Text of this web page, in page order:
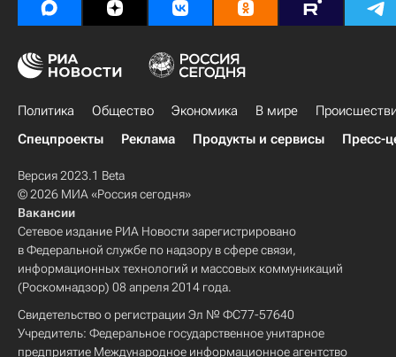
Политика Общество Экономика В мире
Спецпроекты
Реклама Продукты и сервисы Пресс-
Версия 2023.1 Beta
© 2026 МИА «Россия сегодня»
Вакансии
Сетевое издание РИА Новости зарегистрировано
в Федеральной службе по надзору в сфере связи,
информационных технологий и массовых коммуникаций
(Роскомнадзор) 08 апреля 2014 года.
Свидетельство о регистрации Эл № ФС77-57640
Учредитель: Федеральное государственное унитарное
предприятие Международное информационное агентство